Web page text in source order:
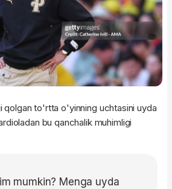
qolgan to'rtta o'yinning uchtasini uyda
bu qanchalik muhimligi
mumkin? Menga uyda